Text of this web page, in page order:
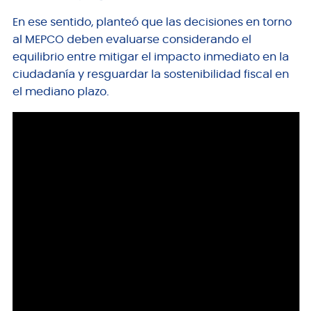
En ese sentido, planteó que las decisiones en torno
al MEPCO deben evaluarse considerando el
equilibrio entre mitigar el impacto inmediato en la
ciudadanía y resguardar la sostenibilidad fiscal en
el mediano plazo.